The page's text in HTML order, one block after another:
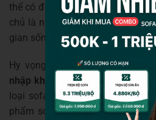
thể có được không gian sống
chủ là người có gu thẩm mỹ cao
gian sống của mình tốt nhất.
Hy vọng rằng với những ưu
nhập khẩu từ Malaysia
quý
loại sofa nhập khẩu có giá tiền
phẩm sofa nhập khẩu đắt cho